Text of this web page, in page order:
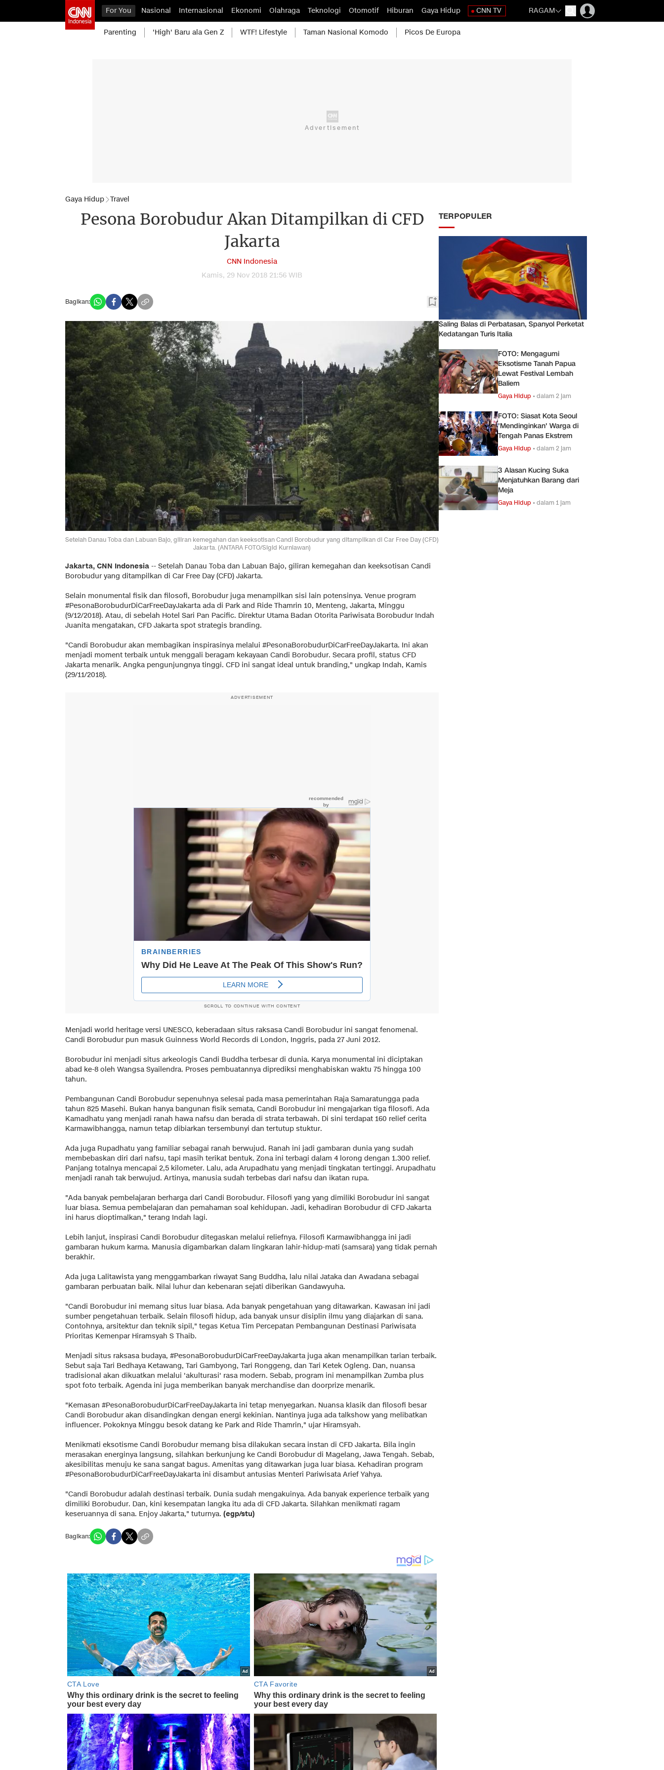
For You Nasional Internasional Ekonomi Olahraga Teknologi Otomotif Hiburan Gaya Hidup CNN TV RAGAM
Parenting 'High' Baru ala Gen Z WTF! Lifestyle Taman Nasional Komodo Picos De Europa
Gaya Hidup Travel
Pesona Borobudur Akan Ditampilkan di CFD
Jakarta
CNN Indonesia
Kamis, 29 Nov 2018 21:56 WIB
Bagikan:
Setelah Danau Toba dan Labuan Bajo, giliran kemegahan dan keeksotisan Candi Borobudur yang ditampilkan di Car Free Day (CFD)
Jakarta. (ANTARA FOTO/Sigid Kurniawan)
Jakarta, CNN Indonesia -- Setelah Danau Toba dan Labuan Bajo, giliran kemegahan dan keeksotisan Candi
Borobudur yang ditampilkan di Car Free Day (CFD) Jakarta.
Selain monumental fisik dan filosofi, Borobudur juga menampilkan sisi lain potensinya. Venue program
#PesonaBorobudurDiCarFreeDayJakarta ada di Park and Ride Thamrin 10, Menteng, Jakarta, Minggu
(9/12/2018). Atau, di sebelah Hotel Sari Pan Pacific. Direktur Utama Badan Otorita Pariwisata Borobudur Indah
Juanita mengatakan, CFD Jakarta spot strategis branding.
"Candi Borobudur akan membagikan inspirasinya melalui #PesonaBorobudurDiCarFreeDayJakarta. Ini akan
menjadi moment terbaik untuk menggali beragam kekayaan Candi Borobudur. Secara profil, status CFD
Jakarta menarik. Angka pengunjungnya tinggi. CFD ini sangat ideal untuk branding," ungkap Indah, Kamis
(29/11/2018).
ADVERTISEMENT
SCROLL TO CONTINUE WITH CONTENT
Menjadi world heritage versi UNESCO, keberadaan situs raksasa Candi Borobudur ini sangat fenomenal.
Candi Borobudur pun masuk Guinness World Records di London, Inggris, pada 27 Juni 2012.
Borobudur ini menjadi situs arkeologis Candi Buddha terbesar di dunia. Karya monumental ini diciptakan
abad ke-8 oleh Wangsa Syailendra. Proses pembuatannya diprediksi menghabiskan waktu 75 hingga 100
tahun.
Pembangunan Candi Borobudur sepenuhnya selesai pada masa pemerintahan Raja Samaratungga pada
tahun 825 Masehi. Bukan hanya bangunan fisik semata, Candi Borobudur ini mengajarkan tiga filosofi. Ada
Kamadhatu yang menjadi ranah hawa nafsu dan berada di strata terbawah. Di sini terdapat 160 relief cerita
Karmawibhangga, namun tetap dibiarkan tersembunyi dan tertutup stuktur.
Ada juga Rupadhatu yang familiar sebagai ranah berwujud. Ranah ini jadi gambaran dunia yang sudah
membebaskan diri dari nafsu, tapi masih terikat bentuk. Zona ini terbagi dalam 4 lorong dengan 1.300 relief.
Panjang totalnya mencapai 2,5 kilometer. Lalu, ada Arupadhatu yang menjadi tingkatan tertinggi. Arupadhatu
menjadi ranah tak berwujud. Artinya, manusia sudah terbebas dari nafsu dan ikatan rupa.
"Ada banyak pembelajaran berharga dari Candi Borobudur. Filosofi yang yang dimiliki Borobudur ini sangat
luar biasa. Semua pembelajaran dan pemahaman soal kehidupan. Jadi, kehadiran Borobudur di CFD Jakarta
ini harus dioptimalkan," terang Indah lagi.
Lebih lanjut, inspirasi Candi Borobudur ditegaskan melalui reliefnya. Filosofi Karmawibhangga ini jadi
gambaran hukum karma. Manusia digambarkan dalam lingkaran lahir-hidup-mati (samsara) yang tidak pernah
berakhir.
Ada juga Lalitawista yang menggambarkan riwayat Sang Buddha, lalu nilai Jataka dan Awadana sebagai
gambaran perbuatan baik. Nilai luhur dan kebenaran sejati diberikan Gandawyuha.
"Candi Borobudur ini memang situs luar biasa. Ada banyak pengetahuan yang ditawarkan. Kawasan ini jadi
sumber pengetahuan terbaik. Selain filosofi hidup, ada banyak unsur disiplin ilmu yang diajarkan di sana.
Contohnya, arsitektur dan teknik sipil," tegas Ketua Tim Percepatan Pembangunan Destinasi Pariwisata
Prioritas Kemenpar Hiramsyah S Thaib.
Menjadi situs raksasa budaya, #PesonaBorobudurDiCarFreeDayJakarta juga akan menampilkan tarian terbaik.
Sebut saja Tari Bedhaya Ketawang, Tari Gambyong, Tari Ronggeng, dan Tari Ketek Ogleng. Dan, nuansa
tradisional akan dikuatkan melalui 'akulturasi' rasa modern. Sebab, program ini menampilkan Zumba plus
spot foto terbaik. Agenda ini juga memberikan banyak merchandise dan doorprize menarik.
"Kemasan #PesonaBorobudurDiCarFreeDayJakarta ini tetap menyegarkan. Nuansa klasik dan filosofi besar
Candi Borobudur akan disandingkan dengan energi kekinian. Nantinya juga ada talkshow yang melibatkan
influencer. Pokoknya Minggu besok datang ke Park and Ride Thamrin," ujar Hiramsyah.
Menikmati eksotisme Candi Borobudur memang bisa dilakukan secara instan di CFD Jakarta. Bila ingin
merasakan energinya langsung, silahkan berkunjung ke Candi Borobudur di Magelang, Jawa Tengah. Sebab,
akesibilitas menuju ke sana sangat bagus. Amenitas yang ditawarkan juga luar biasa. Kehadiran program
#PesonaBorobudurDiCarFreeDayJakarta ini disambut antusias Menteri Pariwisata Arief Yahya.
"Candi Borobudur adalah destinasi terbaik. Dunia sudah mengakuinya. Ada banyak experience terbaik yang
dimiliki Borobudur. Dan, kini kesempatan langka itu ada di CFD Jakarta. Silahkan menikmati ragam
keseruannya di sana. Enjoy Jakarta," tuturnya. (egp/stu)
Bagikan:
TERPOPULER
Saling Balas di Perbatasan, Spanyol Perketat
Kedatangan Turis Italia
FOTO: Mengagumi
Eksotisme Tanah Papua
Lewat Festival Lembah
Baliem
Gaya Hidup •dalam 2 jam
FOTO: Siasat Kota Seoul
'Mendinginkan' Warga di
Tengah Panas Ekstrem
Gaya Hidup •dalam 2 jam
3 Alasan Kucing Suka
Menjatuhkan Barang dari
Meja
Gaya Hidup •dalam 1 jam